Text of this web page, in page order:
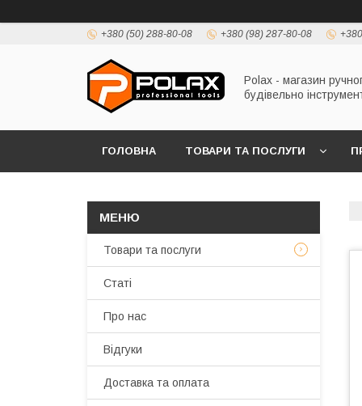
+380 (50) 288-80-08 +380 (98) 287-80-08
Polax - магазин
будівельно
ГОЛОВНА ТОВАРИ ТА ПОСЛУГИ
Товари та послуги
Статі
Про нас
Відгуки
Доставка та оплата